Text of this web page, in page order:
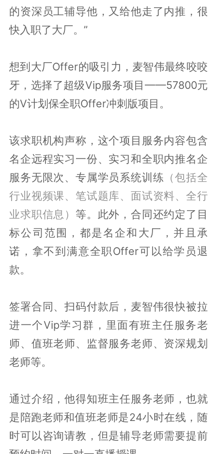
的资深员工辅导他，又给他走了内推，很
快入职了大厂。”
想到大厂Offer的吸引力，麦智伟最终咬咬
牙，选择了超级Vip服务项目——57800元
的V计划保全职Offer冲刺版项目。
该求职机构声称，这个项目服务内容包含
名企远程实习一份、实习和全职内推名企
服务无限次、专属学员系统训练 （包括全
行业视频课、笔试题库、面试资料、全行
业求职信息） 等。此外，合同还约定了目
标公司范围，都是名企和大厂，并且承
诺，拿不到满意全职Offer可以给学员退
款。
签署合同、扫码付款后，麦智伟很快被拉
进一个Vip学习群，里面有班主任服务老
师、值班老师、监督服务老师、资深规划
老师等。
通过介绍，他得知班主任服务老师，也就
是陪跑老师和值班老师是24小时在线，随
时可以咨询请教，但是辅导老师需要提前